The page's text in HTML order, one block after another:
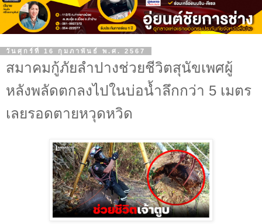
วันศุกร์ที่ 16 กุมภาพันธ์ พ.ศ. 2567
สมาคมกู้ภัยลำปางช่วยชีวิตสุนัขเพศผู้
หลังพลัดตกลงไปในบ่อน้ำลึกกว่า 5 เมตร
เลยรอดตายหวุดหวิด